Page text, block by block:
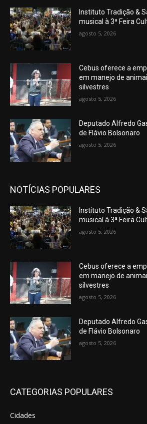
Instituto Tradição &
musical à 3ª Feira
agosto 5, 2026
Cebus oferece a
em manejo de
silvestres
agosto 5, 2026
Deputado Alfredo
de Flávio Bolsonaro
agosto 5, 2026
NOTÍCIAS POPULARES
Instituto Tradição &
musical à 3ª Feira
agosto 5, 2026
Cebus oferece a
em manejo de
silvestres
agosto 5, 2026
Deputado Alfredo
de Flávio Bolsonaro
agosto 5, 2026
CATEGORIAS POPULARES
Cidades